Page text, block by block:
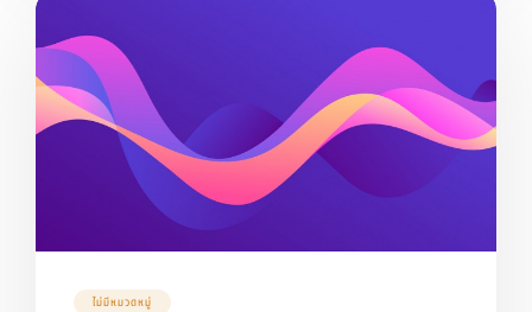
ไม่มีหมวดหมู่